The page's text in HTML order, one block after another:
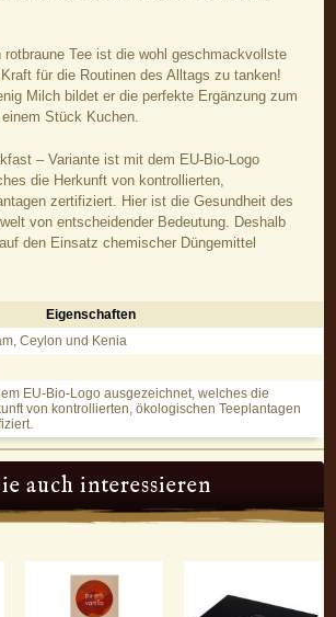
rotbraune Tee ist die wohl geschmackvollste
für die Routinen des Alltags zu tanken!
Milch bildet er die perfekte Ergänzung zum
Stück Kuchen.
– Variante ist mit dem EU-Bio-Logo
die Herkunft von kontrollierten,
zertifiziert. Hier ist die Gesundheit des
von entscheidender Bedeutung. Deshalb
den Einsatz chemischer Düngemittel
Tee - Eigenschaften
Eigenschaften
Ceylon und Kenia
EU-Bio-Logo ausgezeichnet, welches die
von kontrollierten, ökologischen Teeplantagen
auch interessieren